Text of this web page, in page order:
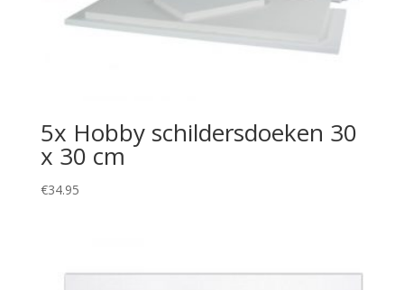
5x Hobby schildersdoeken 30
x 30 cm
€34.95